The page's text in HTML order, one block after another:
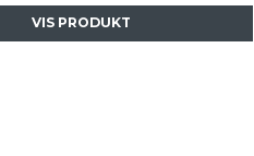
VIS PRODUKT